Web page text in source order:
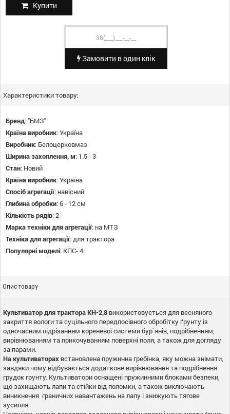
Купити
Замовити в один клік
Характеристики товару:
Бренд:"БМЗ"
Країна виробник:Україна
Виробник: Белоцерковмаз
Ширина захоплення, м: 1.5 - 3
Стан: Новий
Країна виробник:Україна
Спосіб агрегації: навісний
Глибина обробки:6 - 12 см
Кількість рядів:2
Марка техніки для агрегації: на МТЗ
Техніка для агрегації:для трактора
Популярні моделі: КПС- 4
Опис товару
Культиватор для трактора КН-2,8 використовується для весняного
закриття вологи та суцільного передпосівного обробітку ґрунту із
одночасним підрізанням кореневої системи бур`янів, подрібненням,
вирівнюванням та прикочуванням поверхні поля, а також для догляду
за парами.
На культиваторах встановлена пружинна гребінка, яку можна знімати,
завдяки чому відбувається додаткове вирівнювання та подрібнення
грудок грунту. Культиватори оснащені пружинними блоками безпеки,
що захищають лапи та стійки від поломки, а також виключають
виникнення граничних навантажень на лапу і знижують тягове
зусилля.